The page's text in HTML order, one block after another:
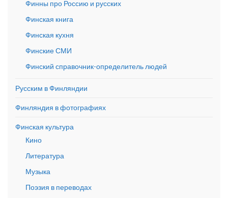
Финны про Россию и русских
Финская книга
Финская кухня
Финские СМИ
Финский справочник-определитель людей
Русским в Финляндии
Финляндия в фотографиях
Финская культура
Кино
Литература
Музыка
Поэзия в переводах